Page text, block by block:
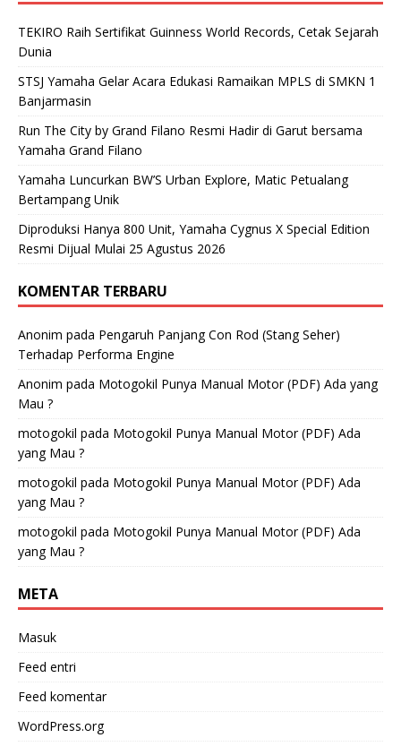
TEKIRO Raih Sertifikat Guinness World Records, Cetak Sejarah
Dunia
STSJ Yamaha Gelar Acara Edukasi Ramaikan MPLS di SMKN 1
Banjarmasin
Run The City by Grand Filano Resmi Hadir di Garut bersama
Yamaha Grand Filano
Yamaha Luncurkan BW’S Urban Explore, Matic Petualang
Bertampang Unik
Diproduksi Hanya 800 Unit, Yamaha Cygnus X Special Edition
Resmi Dijual Mulai 25 Agustus 2026
KOMENTAR TERBARU
Anonim pada Pengaruh Panjang Con Rod (Stang Seher)
Terhadap Performa Engine
Anonim pada Motogokil Punya Manual Motor (PDF) Ada yang
Mau ?
motogokil pada Motogokil Punya Manual Motor (PDF) Ada
yang Mau ?
motogokil pada Motogokil Punya Manual Motor (PDF) Ada
yang Mau ?
motogokil pada Motogokil Punya Manual Motor (PDF) Ada
yang Mau ?
META
Masuk
Feed entri
Feed komentar
WordPress.org